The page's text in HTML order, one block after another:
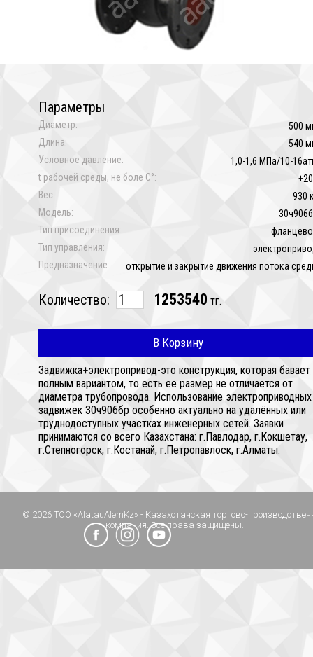
Параметры
Диаметр:
500
Длина:
540
Условное давление:
1,0-1,6 МПа/10-
t рабочей среды, не боле C°:
Вес:
930
Модель:
Тип присоединения:
Тип управления:
Предназначение:
открытие и закрытие движения потока
Количество: 1253540 тг.
В Корзину
Задвижка+электропривод-это конструкция, которая бавает
полным вариантом, то есть ее размер не отличается от
диаметра трубопровода. Использование электроприводных
задвижек 30ч906бр особенно актуально на удалённых или
труднодоступных участках инженерных сетей. Заявки
принимаются со всего Казахстана: г.Павлодар, г.Кокшетау,
г.Степногорск, г.Костанай, г.Петропавлоск, г.Алматы.
© 2026 ТОО «AlatauAlemKz» - Казахстанская торгово-
компания. Все права защищены.